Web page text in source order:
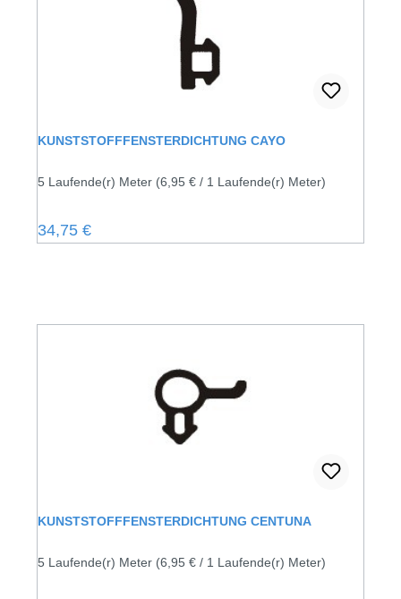
KUNSTSTOFFFENSTERDICHTUNG CAYO
5 Laufende(r) Meter (6,95 € / 1 Laufende(r) Meter)
Regulärer Preis:
34,75 €
KUNSTSTOFFFENSTERDICHTUNG CENTUNA
5 Laufende(r) Meter (6,95 € / 1 Laufende(r) Meter)